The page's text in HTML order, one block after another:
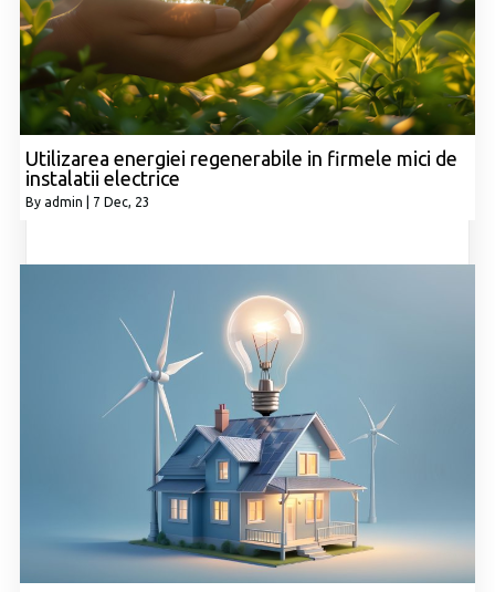
Utilizarea energiei regenerabile in firmele mici de
instalatii electrice
By admin 7 Dec, 23